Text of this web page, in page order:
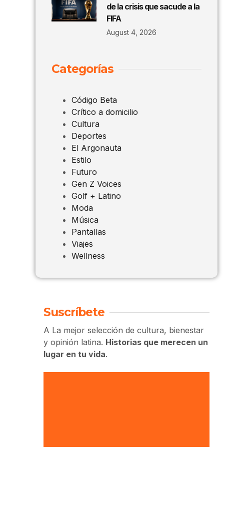
de la crisis que sacude a la
FIFA
August 4, 2026
Categorías
Código Beta
Crítico a domicilio
Cultura
Deportes
El Argonauta
Estilo
Futuro
Gen Z Voices
Golf + Latino
Moda
Música
Pantallas
Viajes
Wellness
Suscríbete
A La mejor selección de cultura, bienestar
y opinión latina. Historias que merecen un
lugar en tu vida.